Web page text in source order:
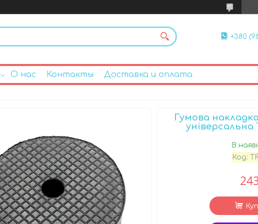
+380
О нас Контакты Доставка и оплата
Гумова
унівepcaльнa
В
Код: